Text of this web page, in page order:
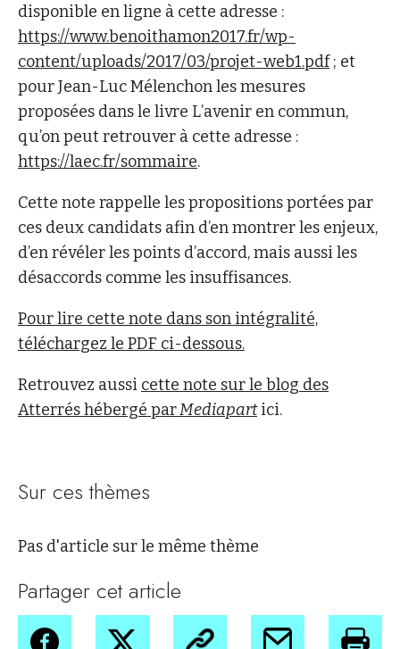
disponible en ligne à cette adresse :
https://www.benoithamon2017.fr/wp-
content/uploads/2017/03/projet-web1.pdf; et
pour Jean-Luc Mélenchon les mesures
proposées dans le livre L’avenir en commun,
qu’on peut retrouver à cette adresse :
https://laec.fr/sommaire.
Cette note rappelle les propositions portées par
ces deux candidats afin d’en montrer les enjeux,
d’en révéler les points d’accord, mais aussi les
désaccords comme les insuffisances.
Pour lire cette note dans son intégralité,
téléchargez le PDF ci-dessous.
Retrouvez aussi cette note sur le blog des
Atterrés hébergé parMediapartici.
Sur ces thèmes
Pas d'article sur le même thème
Partager cet article